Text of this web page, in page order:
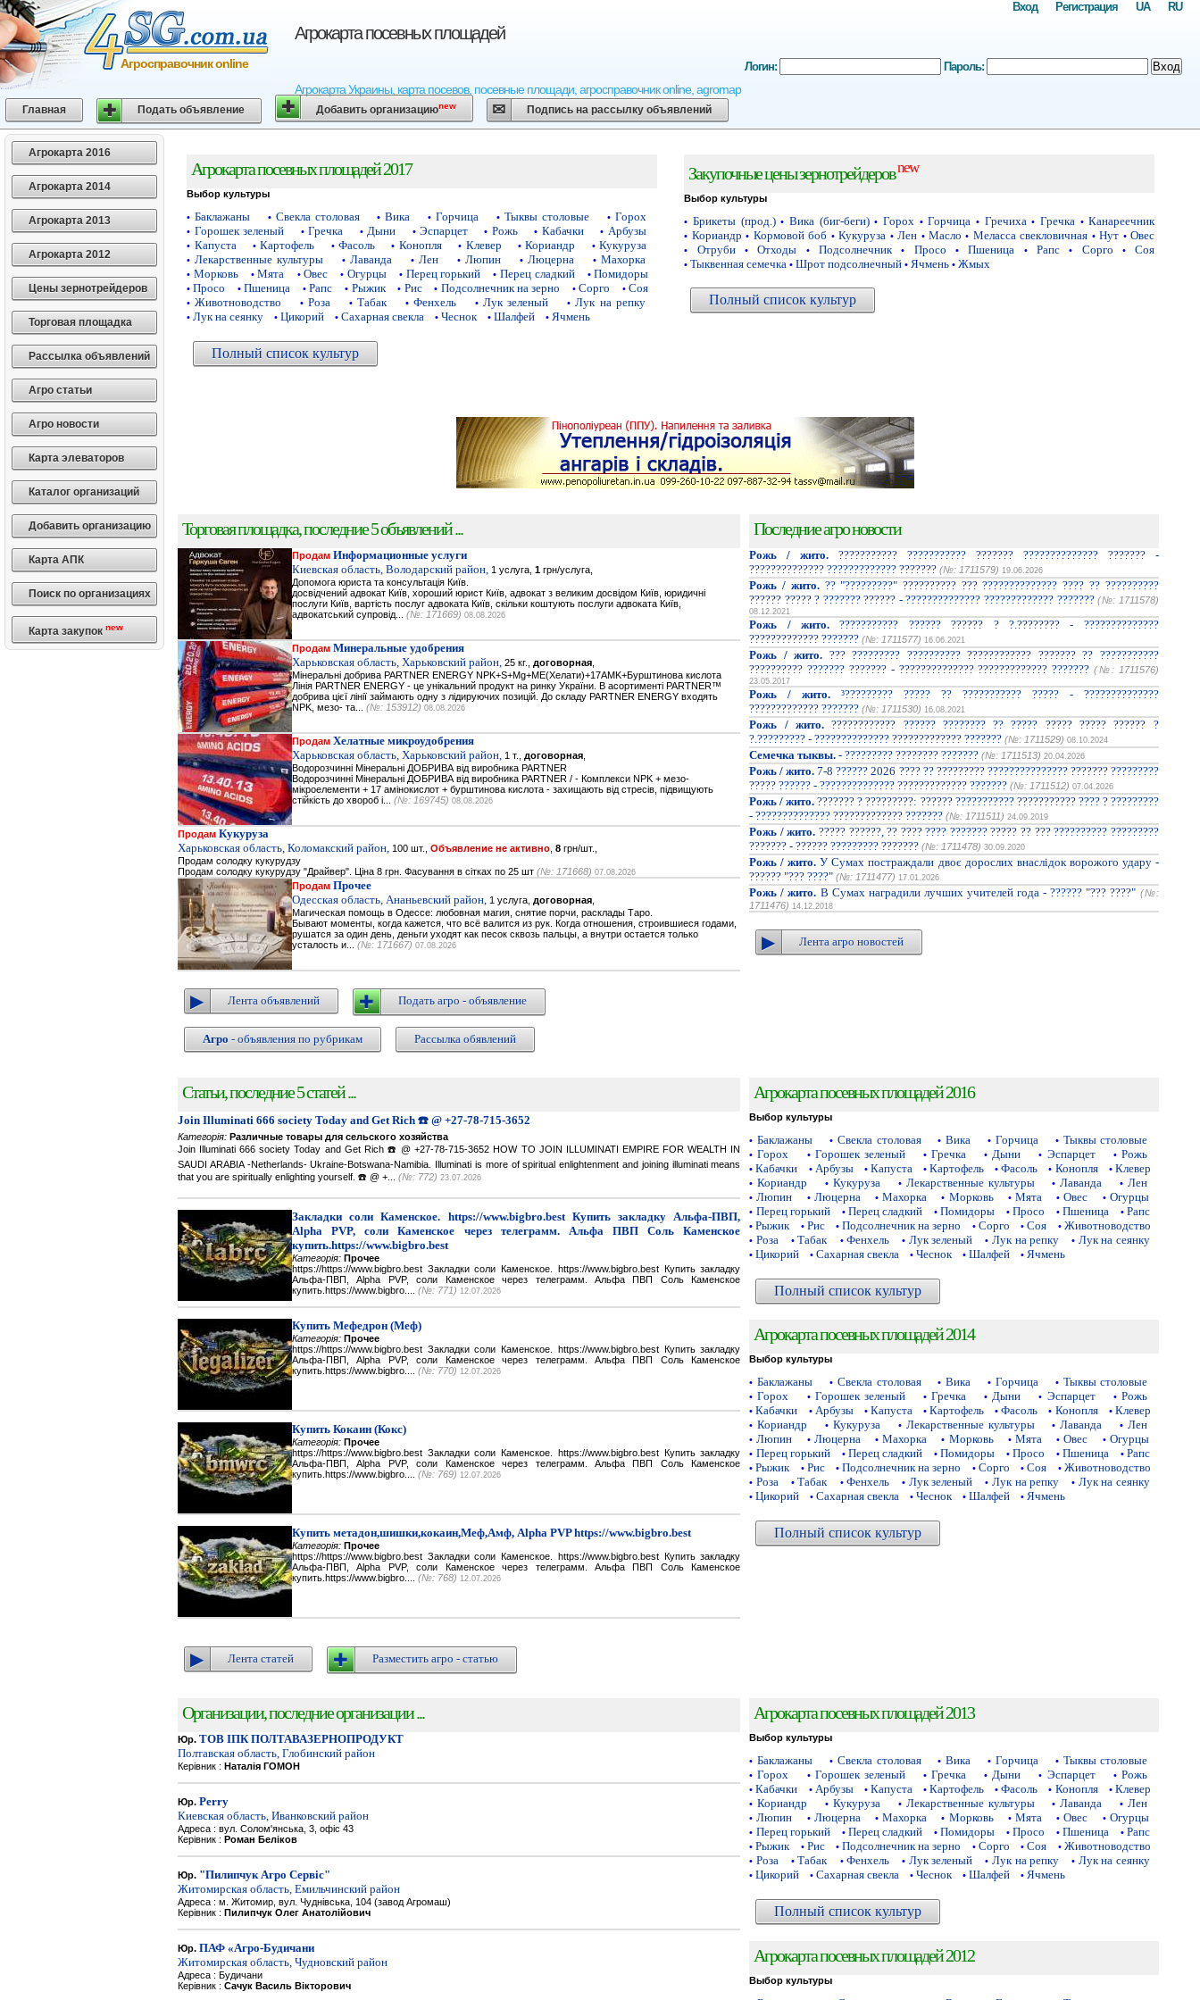
Агрокарта посевных площадей
Агрокарта Украины, карта посевов, посевные площади, агросправочник online, agromap
Агросправочник online
RU
UA
Регистрация
Вход
Логин: Пароль: Вход
Главная Подать объявление Добавить организациюnew Подпись на рассылку объявлений
Агрокарта 2016
Агрокарта 2014
Агрокарта 2013
Агрокарта 2012
Цены зернотрейдеров
Торговая площадка
Рассылка объявлений
Агро статьи
Агро новости
Карта элеваторов
Каталог организаций
Добавить организацию
Карта АПК
Поиск по организациях
Карта закупок new
Агрокарта посевных площадей 2017
Выбор культуры
• Баклажаны • Свекла столовая • Вика • Горчица • Тыквы столовые • Горох
• Горошек зеленый • Гречка • Дыни • Эспарцет • Рожь • Кабачки • Арбузы
• Капуста • Картофель • Фасоль • Конопля • Клевер • Кориандр • Кукуруза
• Лекарственные культуры • Лаванда • Лен • Люпин • Люцерна • Махорка
• Морковь • Мята • Овес • Огурцы • Перец горький • Перец сладкий • Помидоры
• Просо • Пшеница • Рапс • Рыжик • Рис • Подсолнечник на зерно • Сорго • Соя
• Животноводство • Роза • Табак • Фенхель • Лук зеленый • Лук на репку
• Лук на сеянку • Цикорий • Сахарная свекла • Чеснок • Шалфей • Ячмень
Полный список культур
Закупочные цены зернотрейдеровnew
Выбор культуры
• Брикеты (прод.) • Вика (биг-беги) • Горох • Горчица • Гречиха • Гречка • Канареечник
• Кориандр • Кормовой боб • Кукуруза • Лен • Масло • Меласса свекловичная • Нут • Овес
• Отруби • Отходы • Подсолнечник • Просо • Пшеница • Рапс • Сорго • Соя
• Тыквенная семечка • Шрот подсолнечный • Ячмень • Жмых
Полный список культур
Торговая площадка, последние 5 объявлений ...
Продам Информационные услуги
Киевская область, Володарский район, 1 услуга, 1 грн/услуга,
Допомога юриста та консультація Київ.
досвідчений адвокат Київ, хороший юрист Київ, адвокат з великим досвідом Київ, юридичні
послуги Київ, вартість послуг адвоката Київ, скільки коштують послуги адвоката Київ,
адвокатський супровід... (№: 171669) 08.08.2026
Продам Минеральные удобрения
Харьковская область, Харьковский район, 25 кг., договорная
Мінеральні добрива PARTNER ENERGY NPK+S+Mg+ME(Хелати)+17AMK+Бурштинова кислота
Лінія PARTNER ENERGY - це унікальний продукт на ринку України. В асортименті PARTNER™
добрива цієї лінії займають одну з лідируючих позицій. До складу PARTNER ENERGY входять
NPK, мезо- та... (№: 153912) 08.08.2026
Продам Хелатные микроудобрения
Харьковская область, Харьковский район, 1 т., договорная
Водорозчинні Мiнеральнi ДОБРИВА від виробника PARTNER
Водорозчинні Мiнеральнi ДОБРИВА від виробника PARTNER / - Комплекси NPK + мезо-
мікроелементи + 17 амінокислот + бурштинова кислота - захищають від стресів, підвищують
стійкість до хвороб і... (№: 169745) 08.08.2026
Продам Кукуруза
Харьковская область, Коломакский район, 100 шт., Объявление не активно 8 грн/шт.,
Продам солодку кукурудзу
Продам солодку кукурудзу "Драйвер". Ціна 8 грн. Фасування в сітках по 25 шт (№: 171668) 07.08.2026
Продам Прочее
Одесская область, Ананьевский район, 1 услуга, договорная
Магическая помощь в Одессе: любовная магия, снятие порчи, расклады Таро.
Бывают моменты, когда кажется, что всё валится из рук. Когда отношения, строившиеся годами,
рушатся за один день, деньги уходят как песок сквозь пальцы, а внутри остается только
усталость и... (№: 171667) 07.08.2026
Лента объявлений Подать агро - объявление
Агро - объявления по рубрикам Рассылка обявлений
Последние агро новости
Рожь / жито. ??????????? ??????????? ??????? ?????????????? ??????? -
?????????????? ????????????? ??????? (№: 1711579) 19.06.2026
Рожь / жито.?? "?????????" ?????????? ??? ?????????????? ???? ?? ??????????
?????? ????? ? ??????? ?????? - ?????????????? ????????????? ??????? (№: 1711578)
08.12.2021
Рожь / жито. ??????????? ?????? ?????? ? ?.???????? - ??????????????
????????????? ??????? (№: 1711577) 16.06.2021
Рожь / жито. ??? ????????? ?????????? ???????????? ??????? ?? ???????????
?????????? ??????? ??????? - ?????????????? ????????????? ??????? (№: 1711576)
23.05.2017
Рожь / жито. ³????????? ????? ?? ??????????? ????? - ??????????????
????????????? ??????? (№: 1711530) 16.08.2021
Рожь / жито.???????????? ?????? ???????? ?? ????? ????? ????? ?????? ?
?.????????? - ?????????????? ????????????? ??????? (№: 1711529) 08.10.2024
Семечка тыквы. - ????????? ???????? ??????? (№: 1711513) 20.04.2026
Рожь / жито. 7-8 ?????? 2026 ???? ?? ????????? ??????????????? ??????? ?????????
????? ?????? - ?????????????? ????????????? ??????? (№: 1711512) 07.04.2026
Рожь / жито. ??????? ? ?????????: ?????? ??????????? ??????????? ???? ? ?????????
- ?????????????? ????????????? ??????? (№: 1711511) 24.09.2019
Рожь / жито. ????? ??????, ?? ???? ???? ??????? ????? ?? ??? ?????????? ?????????
??????? - ?????? ????????? ??????? (№: 1711478) 30.09.2020
Рожь / жито. У Сумах постраждали двоє дорослих внаслідок ворожого удару -
?????? "??? ????" (№: 1711477) 17.01.2026
Рожь / жито. В Сумах наградили лучших учителей года - ?????? "??? ????" (№:
1711476) 14.12.2018
Лента агро новостей
Статьи, последние 5 статей ...
Join Illuminati 666 society Today and Get Rich ☎️ @ +27-78-715-3652
Категорія: Различные товары для сельского хозяйства
Join Illuminati 666 society Today and Get Rich ☎️ @ +27-78-715-3652 HOW TO JOIN ILLUMINATI EMPIRE FOR WEALTH IN
SAUDI ARABIA -Netherlands- Ukraine-Botswana-Namibia. Illuminati is more of spiritual enlightenment and joining illuminati means
that you are spiritually enlighting yourself. ☎️ @ +... (№: 772) 23.07.2026
Закладки соли Каменское. https://www.bigbro.best Купить закладку Альфа-ПВП,
Alpha PVP, соли Каменское через телеграмм. Альфа ПВП Соль Каменское
купить.https://www.bigbro.best
Категорія: Прочее
https://https://www.bigbro.best Закладки соли Каменское. https://www.bigbro.best Купить закладку
Альфа-ПВП, Alpha PVP, соли Каменское через телеграмм. Альфа ПВП Соль Каменское
купить.https://www.bigbro.... (№: 771) 12.07.2026
Купить Мефедрон (Меф)
Категорія: Прочее
https://https://www.bigbro.best Закладки соли Каменское. https://www.bigbro.best Купить закладку
Альфа-ПВП, Alpha PVP, соли Каменское через телеграмм. Альфа ПВП Соль Каменское
купить.https://www.bigbro.... (№: 770) 12.07.2026
Купить Кокаин (Кокс)
Категорія: Прочее
https://https://www.bigbro.best Закладки соли Каменское. https://www.bigbro.best Купить закладку
Альфа-ПВП, Alpha PVP, соли Каменское через телеграмм. Альфа ПВП Соль Каменское
купить.https://www.bigbro.... (№: 769) 12.07.2026
Купить метадон,шишки,кокаин,Меф,Амф, Alpha PVP https://www.bigbro.best
Категорія: Прочее
https://https://www.bigbro.best Закладки соли Каменское. https://www.bigbro.best Купить закладку
Альфа-ПВП, Alpha PVP, соли Каменское через телеграмм. Альфа ПВП Соль Каменское
купить.https://www.bigbro.... (№: 768) 12.07.2026
Лента статей Разместить агро - статью
Агрокарта посевных площадей 2016
Выбор культуры
• Баклажаны • Свекла столовая • Вика • Горчица • Тыквы столовые
• Горох • Горошек зеленый • Гречка • Дыни • Эспарцет • Рожь
• Кабачки • Арбузы • Капуста • Картофель • Фасоль • Конопля • Клевер
• Кориандр • Кукуруза • Лекарственные культуры • Лаванда • Лен
• Люпин • Люцерна • Махорка • Морковь • Мята • Овес • Огурцы
• Перец горький • Перец сладкий • Помидоры • Просо • Пшеница • Рапс
• Рыжик • Рис • Подсолнечник на зерно • Сорго • Соя • Животноводство
• Роза • Табак • Фенхель • Лук зеленый • Лук на репку • Лук на сеянку
• Цикорий • Сахарная свекла • Чеснок • Шалфей • Ячмень
Полный список культур
Агрокарта посевных площадей 2014
Выбор культуры
• Баклажаны • Свекла столовая • Вика • Горчица • Тыквы столовые
• Горох • Горошек зеленый • Гречка • Дыни • Эспарцет • Рожь
• Кабачки • Арбузы • Капуста • Картофель • Фасоль • Конопля • Клевер
• Кориандр • Кукуруза • Лекарственные культуры • Лаванда • Лен
• Люпин • Люцерна • Махорка • Морковь • Мята • Овес • Огурцы
• Перец горький • Перец сладкий • Помидоры • Просо • Пшеница • Рапс
• Рыжик • Рис • Подсолнечник на зерно • Сорго • Соя • Животноводство
• Роза • Табак • Фенхель • Лук зеленый • Лук на репку • Лук на сеянку
• Цикорий • Сахарная свекла • Чеснок • Шалфей • Ячмень
Полный список культур
Организации, последние организации ...
Юр. ТОВ ІПК ПОЛТАВАЗЕРНОПРОДУКТ
Полтавская область, Глобинский район
Керівник : Наталія ГОМОН
Юр. Perry
Киевская область, Иванковский район
Адреса : вул. Солом'янська, 3, офіс 43
Керівник : Роман Беліков
Юр. "Пилипчук Агро Сервіс"
Житомирская область, Емильчинский район
Адреса : м. Житомир, вул. Чуднівська, 104 (завод Агромаш)
Керівник : Пилипчук Олег Анатолійович
Юр. ПАФ «Агро-Будичани
Житомирская область, Чудновский район
Адреса : Будичани
Керівник : Сачук Василь Вікторович
Агрокарта посевных площадей 2013
Выбор культуры
• Баклажаны • Свекла столовая • Вика • Горчица • Тыквы столовые
• Горох • Горошек зеленый • Гречка • Дыни • Эспарцет • Рожь
• Кабачки • Арбузы • Капуста • Картофель • Фасоль • Конопля • Клевер
• Кориандр • Кукуруза • Лекарственные культуры • Лаванда • Лен
• Люпин • Люцерна • Махорка • Морковь • Мята • Овес • Огурцы
• Перец горький • Перец сладкий • Помидоры • Просо • Пшеница • Рапс
• Рыжик • Рис • Подсолнечник на зерно • Сорго • Соя • Животноводство
• Роза • Табак • Фенхель • Лук зеленый • Лук на репку • Лук на сеянку
• Цикорий • Сахарная свекла • Чеснок • Шалфей • Ячмень
Полный список культур
Агрокарта посевных площадей 2012
Выбор культуры